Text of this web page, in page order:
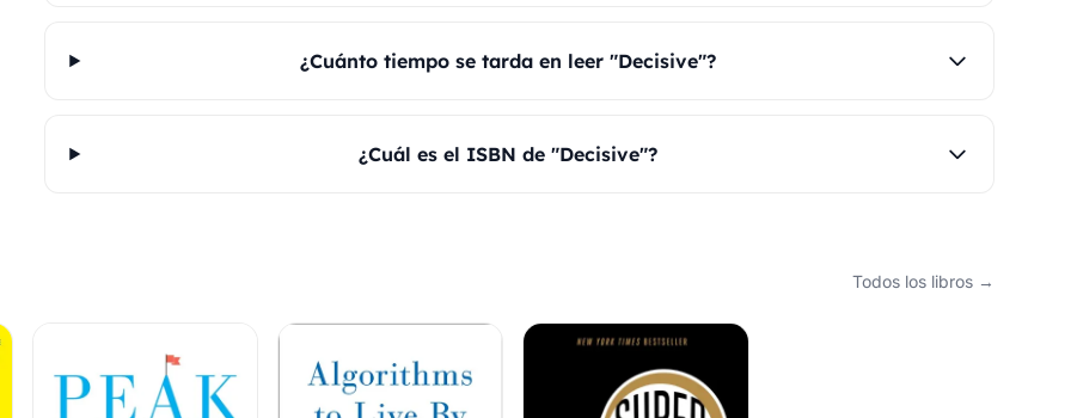
¿Cuánto tiempo se tarda en leer "Decisive"?
¿Cuál es el ISBN de "Decisive"?
Todos los libros →